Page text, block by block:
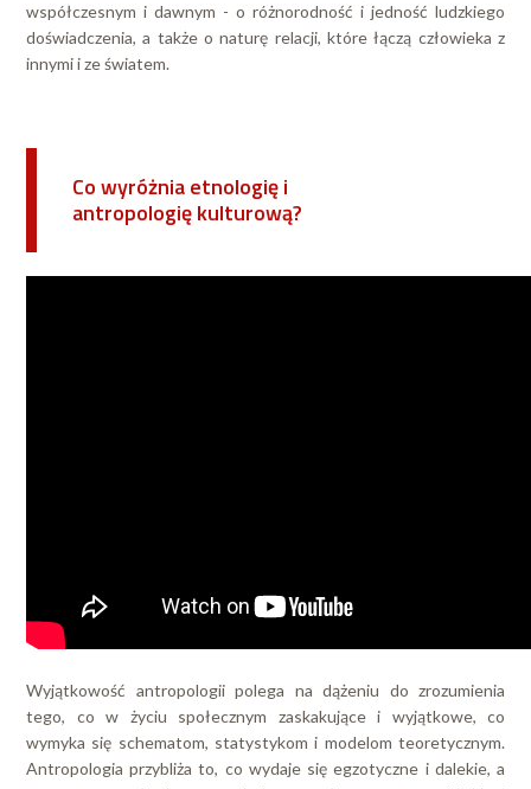
współczesnym i dawnym - o różnorodność i jedność ludzkiego
doświadczenia, a także o naturę relacji, które łączą człowieka z
innymi i ze światem.
Co wyróżnia etnologię i
antropologię kulturową?
Wyjątkowość antropologii polega na dążeniu do zrozumienia
tego, co w życiu społecznym zaskakujące i wyjątkowe, co
wymyka się schematom, statystykom i modelom teoretycznym.
Antropologia przybliża to, co wydaje się egzotyczne i dalekie, a